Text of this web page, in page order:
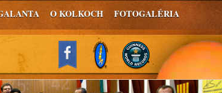
O KOLKOCH FOTOGALÉRIA